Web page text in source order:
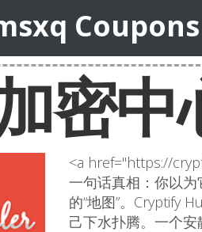
Coupons
密中
<a href="https://
一句话真相：你以为
的“地图”。Cryptify
己下水扑腾。一个安